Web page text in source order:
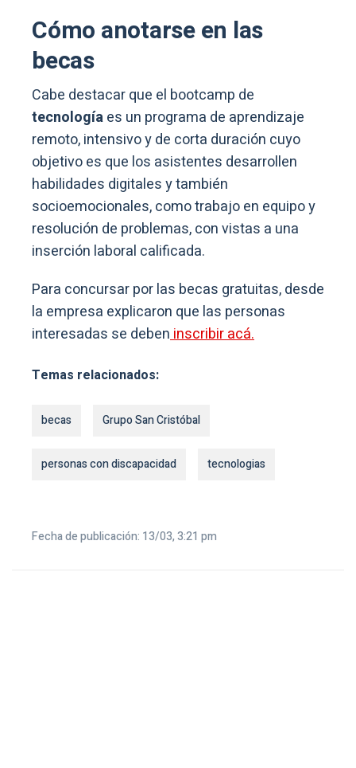
Cómo anotarse en las
becas
Cabe destacar que el bootcamp de
tecnologíaes un programa de aprendizaje
remoto, intensivo y de corta duración cuyo
objetivo es que los asistentes desarrollen
habilidades digitales y también
socioemocionales, como trabajo en equipo y
resolución de problemas, con vistas a una
inserción laboral calificada.
Para concursar por las becas gratuitas, desde
la empresa explicaron que las personas
interesadas se debeninscribir acá.
Temas relacionados:
becas Grupo San Cristóbal
personas con discapacidad tecnologias
Fecha de publicación: 13/03, 3:21 pm